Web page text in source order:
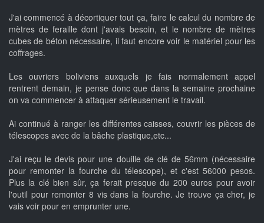
J'ai commencé à décortiquer tout ça, faire le calcul du nombre de
mètres de feraille dont j'avais besoin, et le nombre de mètres
cubes de béton nécessaire, il faut encore voir le matériel pour les
coffrages.
Les ouvriers boliviens auxquels je fais normalement appel
rentrent demain, je pense donc que dans la semaine prochaine
on va commencer à attaquer sérieusement le travail.
Ai continué à ranger les différentes caisses, couvrir les pièces de
télescopes avec de la bâche plastique,etc...
J'ai reçu le devis pour une douille de clé de 56mm (nécessaire
pour remonter la fourche du télescope), et c'est 56000 pesos.
Plus la clé bien sûr, ça ferait presque du 200 euros pour avoir
l'outil pour remonter 8 vis dans la fourche. Je trouve ça cher, je
vais voir pour en emprunter une.